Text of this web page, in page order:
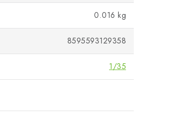
0.016 kg
8595593129358
1/35